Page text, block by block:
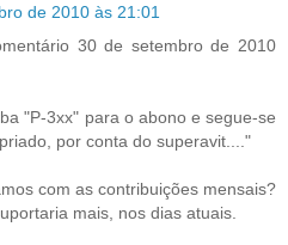
de 2010 às 21:01
30 de setembro de 2010
"P-3xx" para o abono e segue-se
por conta do superavit...."
com as contribuições mensais?
mais, nos dias atuais.